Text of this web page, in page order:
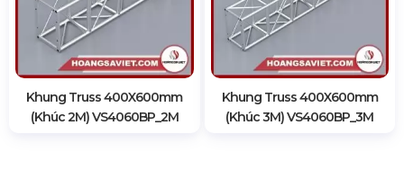
Khung Truss 400X600mm
(Khúc 2M) VS4060BP_2M
Khung Truss 400X600mm
(Khúc 3M) VS4060BP_3M